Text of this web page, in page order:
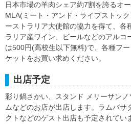
日本市場の羊肉シェア約7割を誇るオ
MLA(ミート・アンド・ライブストッ
ーストラリア大使館の協力を得て、各
ラリア産ワイン、ビールなどのアルコ
は500円(高校生以下無料)で、各種フ
ケットをお買い求めください。
出店予定
彩り鍋さかい、スタンド メリーサン
ムなどのお店が出店します。ラムバサ
クトなどのゲスト出店も予定されてい